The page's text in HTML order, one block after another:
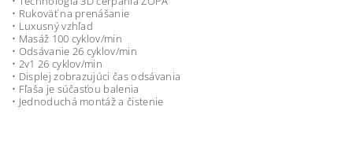
• Rukoväť na prenášanie
• Luxusný vzhľad
• Masáž 100 cyklov/min
• Odsávanie 26 cyklov/min
• 2v1 26 cyklov/min
• Displej zobrazujúci čas odsávania
• Fľaša je súčasťou balenia
• Jednoduchá montáž a čistenie